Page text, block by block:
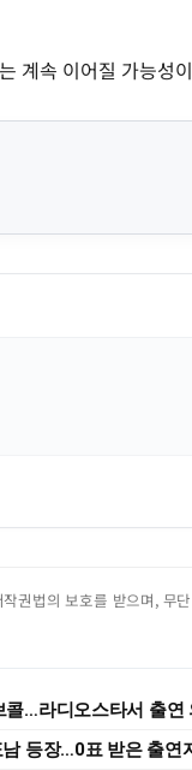
계속 이어질 가능성
권법의 보호를 받으며, 무
콜…라디오스타서 출연
등장…0표 받은 출연